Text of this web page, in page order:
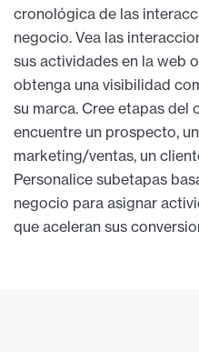
cronológica de las
negocio. Vea las
sus actividades en la web
obtenga una visibilidad
su marca. Cree etapas del
encuentre un prospecto,
marketing/ventas, un
Personalice subetapas
negocio para asignar
que aceleran sus